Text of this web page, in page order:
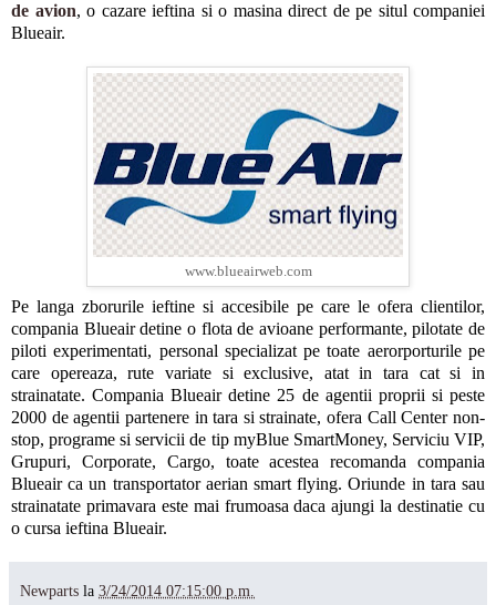
de avion, o cazare ieftina si o masina direct de pe situl companiei
Blueair.
www.blueairweb.com
Pe langa zborurile ieftine si accesibile pe care le ofera clientilor,
compania Blueair detine o flota de avioane performante, pilotate de
piloti experimentati, personal specializat pe toate aerorporturile pe
care opereaza, rute variate si exclusive, atat in tara cat si in
strainatate. Compania Blueair detine 25 de agentii proprii si peste
2000 de agentii partenere in tara si strainate, ofera Call Center non-
stop, programe si servicii de tip myBlue SmartMoney, Serviciu VIP,
Grupuri, Corporate, Cargo, toate acestea recomanda compania
Blueair ca un transportator aerian smart flying. Oriunde in tara sau
strainatate primavara este mai frumoasa daca ajungi la destinatie cu
o cursa ieftina Blueair.
Newparts la 3/24/2014 07:15:00 p.m.